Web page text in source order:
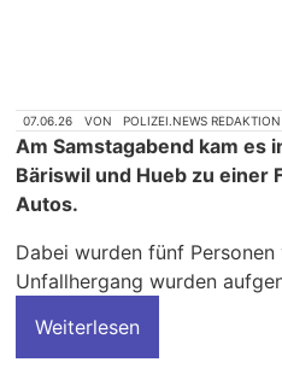
07.06.26 VON POLIZEI.NEWS REDAKTION
Am Samstagabend kam es
Bäriswil und Hueb zu einer
Autos.
Dabei wurden fünf
Unfallhergang wurden
Weiterlesen